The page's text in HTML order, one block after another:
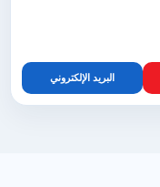
البريد الإلكتروني